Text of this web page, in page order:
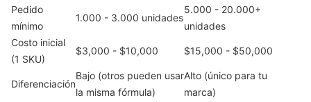
Pedido
mínimo
1.000 - 3.000 unidades
5.000 - 20.000+
unidades
Costo inicial
(1 SKU)
$3,000 - $10,000 $15,000 - $50,000
Diferenciación
Bajo (otros pueden usar
la misma fórmula)
Alto (único para tu
marca)